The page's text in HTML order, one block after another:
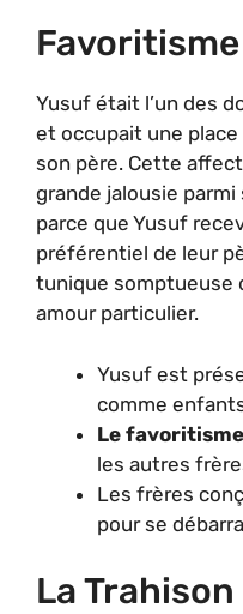
Yusuf était l’un des
et occupait une
son père. Cette
grande jalousie
parce que Yusuf
préférentiel de leur
tunique somptueuse
amour particulier.
Yusuf est
comme
Le
les autres
Les frères
pour se
La